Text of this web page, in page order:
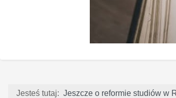
Jesteś tutaj: Jeszcze o reformie studiów w